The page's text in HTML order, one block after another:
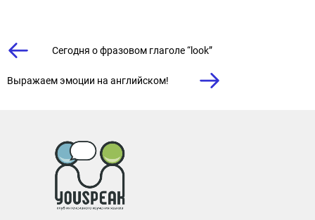
Сегодня о фразовом глаголе “look”
Выражаем эмоции на английском!⠀